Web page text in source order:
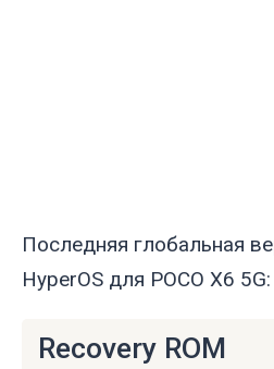
Последняя глобальная
HyperOS для POCO X6 5G:
Recovery ROM